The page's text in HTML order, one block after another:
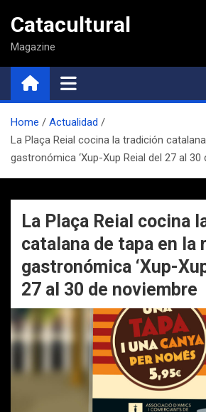
contenido
Catacultural
Magazine
Home
Actualidad
La Plaça Reial cocina la tradición
gastronómica ‘Xup-Xup Reial del 27 al 30
La Plaça Reial cocina
catalana de tapa en la
gastronómica ‘Xup-
27 al 30 de noviembre